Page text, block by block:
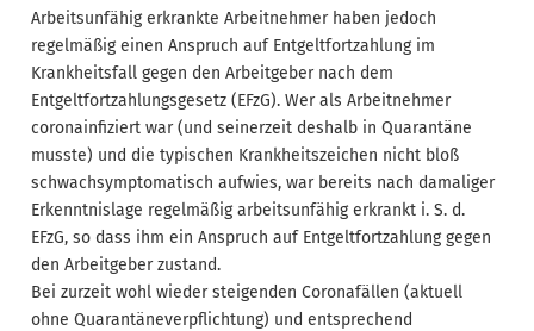
Arbeitsunfähig erkrankte Arbeitnehmer haben jedoch
regelmäßig einen Anspruch auf Entgeltfortzahlung im
Krankheitsfall gegen den Arbeitgeber nach dem
Entgeltfortzahlungsgesetz (EFzG). Wer als Arbeitnehmer
coronainfiziert war (und seinerzeit deshalb in Quarantäne
musste) und die typischen Krankheitszeichen nicht bloß
schwachsymptomatisch aufwies, war bereits nach damaliger
Erkenntnislage regelmäßig arbeitsunfähig erkrankt i. S. d.
EFzG, so dass ihm ein Anspruch auf Entgeltfortzahlung gegen
den Arbeitgeber zustand.
Bei zurzeit wohl wieder steigenden Coronafällen (aktuell
ohne Quarantäneverpflichtung) und entsprechend